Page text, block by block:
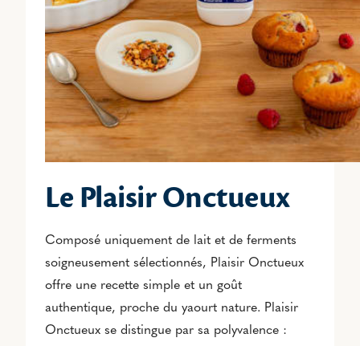
Le Plaisir Onctueux
Composé uniquement de lait et de ferments
soigneusement sélectionnés, Plaisir Onctueux
offre une recette simple et un goût
authentique, proche du yaourt nature. Plaisir
Onctueux se distingue par sa polyvalence :